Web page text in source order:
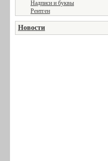
Надписи и буквы
Рентген
Новости